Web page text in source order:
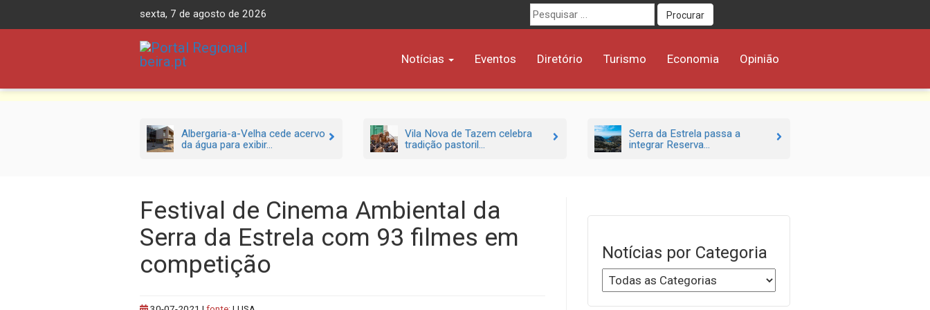
sexta, 7 de agosto de 2026
Procurar
por:
Procurar
Notícias Eventos Diretório Turismo Economia Opinião
Albergaria-a-Velha cede acervo
da água para exibir...
Vila Nova de Tazem celebra
tradição pastoril...
Serra da Estrela passa a
integrar Reserva...
Festival de Cinema Ambiental da
Serra da Estrela com 93 filmes em
competição
Notícias por Categoria